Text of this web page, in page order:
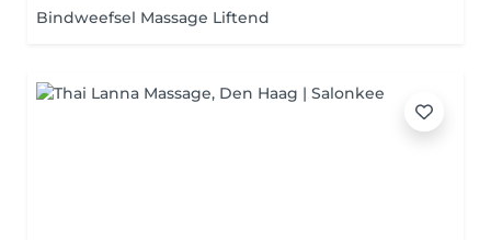
Bindweefsel Massage Liftend